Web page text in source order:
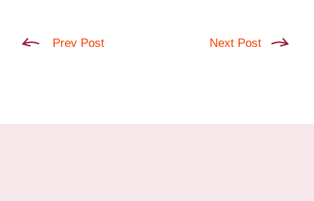
Prev Post Next Post